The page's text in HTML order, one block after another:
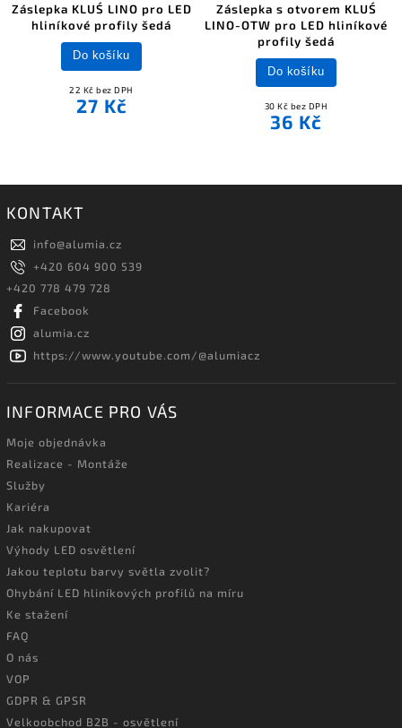
Záslepka KLUŚ LINO pro LED
hliníkové profily šedá
22 Kč bez DPH
27 Kč
Do košíku
Záslepka s otvorem KLUŚ
LINO-OTW pro LED hliníkové
profily šedá
30 Kč bez DPH
36 Kč
Do košíku
KONTAKT
info@alumia.cz
+420 604 900 539
+420 778 479 728
Facebook
alumia.cz
https://www.youtube.com/@alumiacz
INFORMACE PRO VÁS
Moje objednávka
Realizace - Montáže
Služby
Kariéra
Jak nakupovat
Výhody LED osvětlení
Jakou teplotu barvy světla zvolit?
Ohybání LED hliníkových profilů na míru
Ke stažení
FAQ
O nás
VOP
GDPR & GPSR
Velkoobchod B2B - osvětlení